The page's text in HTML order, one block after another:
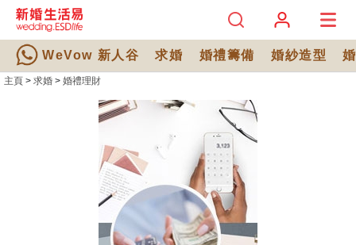
WeVow 新人谷 求婚 婚禮籌備 婚紗造型
主頁 > 求婚 > 婚禮理財